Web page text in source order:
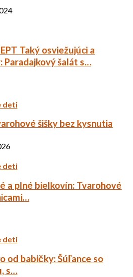
Taký osviežujúci a
Paradajkový šalát s…
deti
šišky bez kysnutia
deti
a plné bielkovín: Tvarohové
deti
od babičky: Šúľance so
s…